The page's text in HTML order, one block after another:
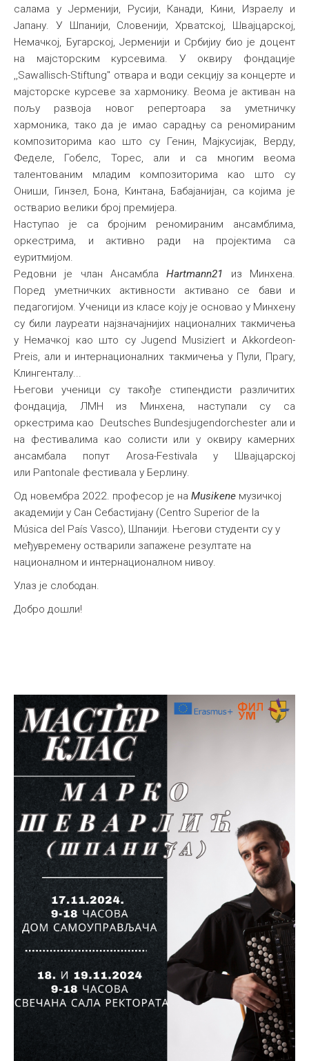
салама у Јерменији, Русији, Канади, Кини, Израелу и
Јапану. У Шпанији, Словенији, Хрватској, Швајцарској,
Немачкој, Бугарској, Јерменији и Србијиу био је доцент
на мајсторским курсевима. У оквиру фондације
,,Sawallisch-Stiftung" отвара и води секцију за концерте и
мајсторске курсеве за хармонику. Веома је активан на
пољу развоја новог репертоара за уметничку
хармоника, тако да је имао сарадњу са реномираним
композиторима као што су Генин, Мајкусијак, Верду,
Феделе, Гобелс, Торес, али и са многим веома
талентованим младим композиторима као што су
Ониши, Гинзел, Бона, Кинтана, Бабајанијан, са којима је
остварио велики број премијера.
Наступао је са бројним реномираним ансамблима,
оркестрима, и активно ради на пројектима са
еуритмијом.
Редовни је члан АнсамблаHartmann21 из Минхена.
Поред уметничких активности активано се бави и
педагогијом. Ученици из класе коју је основао у Минхену
су били лауреати најзначајнијих националних такмичења
у Немачкој као што су Jugend Musiziert и Akkordeon-
Preis, али и интернационалних такмичења у Пули, Прагу,
Клингенталу...
Његови ученици су такође стипендисти различитих
фондација, ЛМН из Минхена, наступали су са
оркестрима као Deutsches Bundesjugendorchester али и
на фестивалима као солисти или у оквиру камерних
ансамбала попут Arosa-Festivala у Швајцарској
или Pantonale фестивала у Берлину.
Од новембра 2022. професор је на Musikene музичкој
академији у Сан Себастијану (Centro Superior de la
Música del País Vasco), Шпанији. Његови студенти су у
међувремену остварили запажене резултате на
националном и интернационалном нивоу.
Улаз је слободан.
Добро дошли!